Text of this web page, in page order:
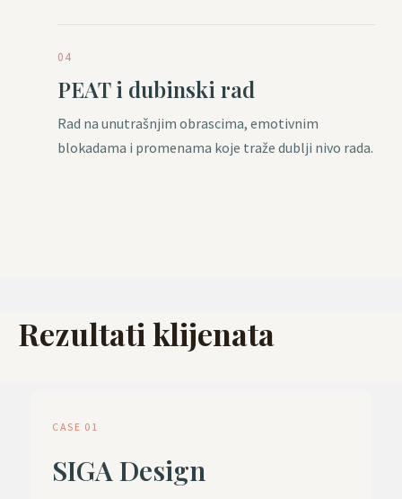
04
PEAT i dubinski rad
Rad na unutrašnjim obrascima, emotivnim
blokadama i promenama koje traže dublji nivo rada.
Rezultati klijenata
CASE 01
SIGA Design